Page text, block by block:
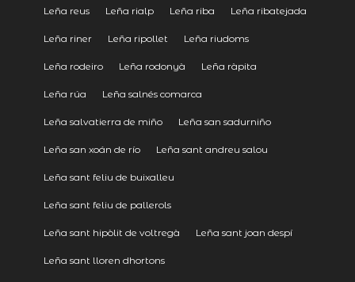
Leña reus Leña rialp Leña riba Leña ribatejada
Leña riner Leña ripollet Leña riudoms
Leña rodeiro Leña rodonyà Leña ràpita
Leña rúa Leña salnés comarca
Leña salvatierra de miño Leña san sadurniño
Leña san xoán de río Leña sant andreu salou
Leña sant feliu de buixalleu
Leña sant feliu de pallerols
Leña sant hipòlit de voltregà Leña sant joan despí
Leña sant lloren dhortons